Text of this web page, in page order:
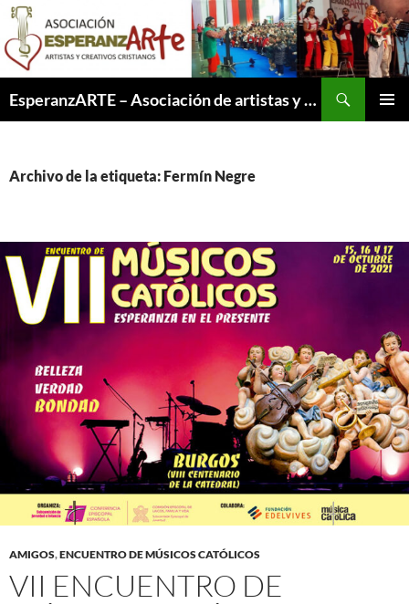
Saltar
contenido
EsperanzARTE – Asociación de artistas y creativos cristianos
Archivo de la etiqueta: Fermín Negre
AMIGOS,ENCUENTRO DE MÚSICOS CATÓLICOS
VII ENCUENTRO DE